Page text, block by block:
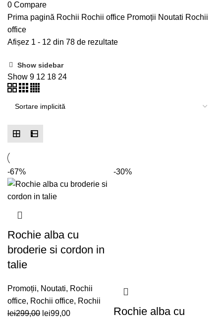
0 Compare
Prima pagină Rochii Rochii office Promoții Noutati Rochii
office
Afișez 1 - 12 din 78 de rezultate
Show sidebar
Show 9 12 18 24
-67%
Rochie alba cu
broderie si cordon in
talie
Promoții, Noutati, Rochii
office, Rochii office, Rochii
lei299,00 Prețul
lei99,00Prețul
-30%
Rochie alba cu